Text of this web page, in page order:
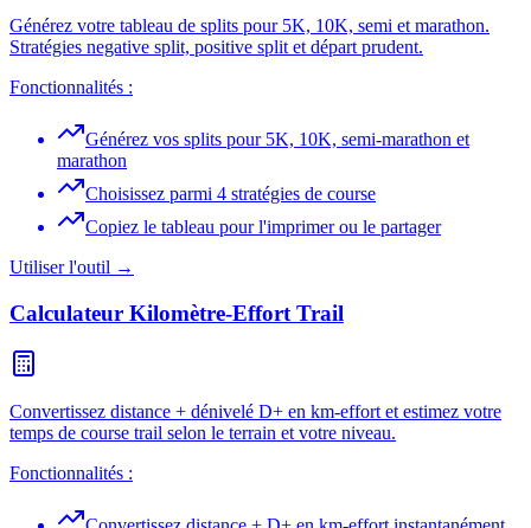
Générez votre tableau de splits pour 5K, 10K, semi et marathon.
Stratégies negative split, positive split et départ prudent.
Fonctionnalités :
Générez vos splits pour 5K, 10K, semi-marathon et
marathon
Choisissez parmi 4 stratégies de course
Copiez le tableau pour l'imprimer ou le partager
Utiliser l'outil →
Calculateur Kilomètre-Effort Trail
Convertissez distance + dénivelé D+ en km-effort et estimez votre
temps de course trail selon le terrain et votre niveau.
Fonctionnalités :